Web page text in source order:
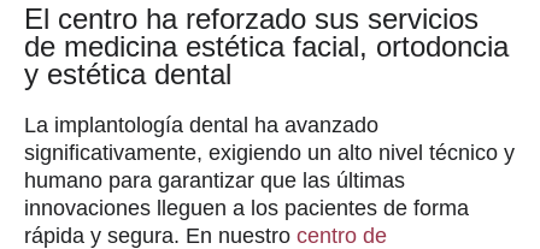
El centro ha reforzado sus servicios
de medicina estética facial, ortodoncia
y estética dental
La implantología dental ha avanzado
significativamente, exigiendo un alto nivel técnico y
humano para garantizar que las últimas
innovaciones lleguen a los pacientes de forma
rápida y segura. En nuestro centro de